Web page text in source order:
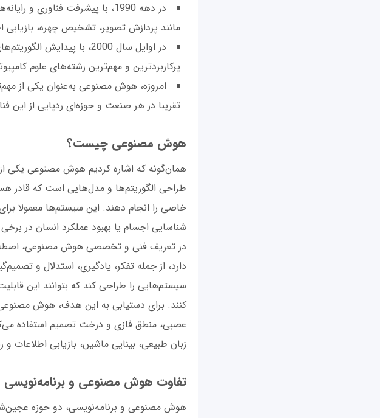
در دهه 1990، با پیشرفت
مانند پردازش تصویر، تشخیص چهره، بازیابی
در اوایل سال 2000، با
پرکاربردترین و مهم‌ترین رشته‌های علوم
امروزه، هوش مصنوعی به‌عنوان یکی از
تقریبا در هر صنعت و حوزه‌ای ردپایی از این
هوش مصنوعی چیست؟
همان‌گونه که اشاره کردیم هوش مصنوعی یکی
طراحی الگوریتم‌ها و مدل‌هایی است که قادر
خاصی را انجام دهند. این سیستم‌ها معمولا
شناسایی اجسام یا بهبود عملکرد انسان در
در تعریف فنی و تخصصی هوش مصنوعی،
دارد، از جمله تفکر، یادگیری، استدلال و
سیستم‌هایی را طراحی کند که بتوانند این
کنند. برای دستیابی به این هدف، هوش
عصبی، منطق فازی و درخت تصمیم استفاده
زبان طبیعی، بینایی ماشین، بازیابی اطلاعات
تفاوت هوش مصنوعی و برنامه‌نویسی
هوش مصنوعی و برنامه‌نویسی، دو حوزه